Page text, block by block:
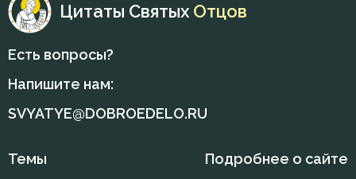
Лицемерие
Лукавство
Любовь
Любовь Божия
Цитаты Святых Отцов
Есть вопросы?
Напишите нам:
SVYATYE@DOBROEDELO.RU
Темы
Подробнее о сайте